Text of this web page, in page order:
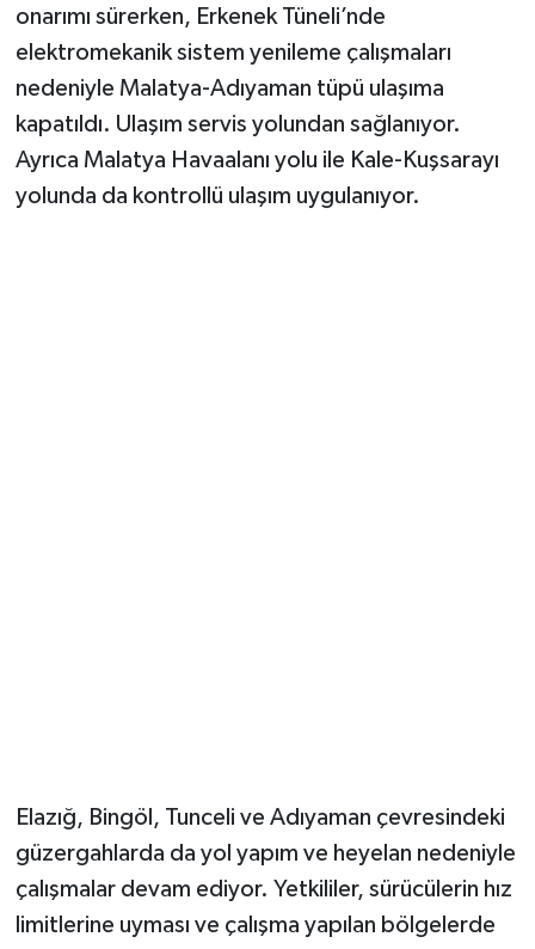
onarımı sürerken, Erkenek Tüneli’nde
elektromekanik sistem yenileme çalışmaları
nedeniyle Malatya-Adıyaman tüpü ulaşıma
kapatıldı. Ulaşım servis yolundan sağlanıyor.
Ayrıca Malatya Havaalanı yolu ile Kale-Kuşsarayı
yolunda da kontrollü ulaşım uygulanıyor.
Elazığ, Bingöl, Tunceli ve Adıyaman çevresindeki
güzergahlarda da yol yapım ve heyelan nedeniyle
çalışmalar devam ediyor. Yetkililer, sürücülerin hız
limitlerine uyması ve çalışma yapılan bölgelerde